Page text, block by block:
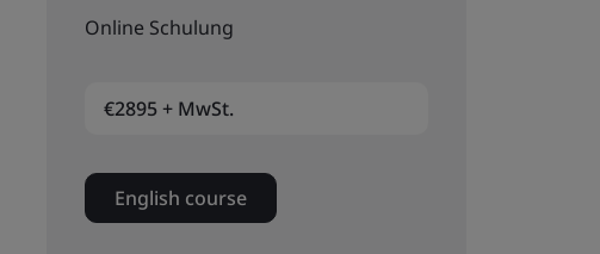
Online Schulung
€2895 + MwSt.
English course